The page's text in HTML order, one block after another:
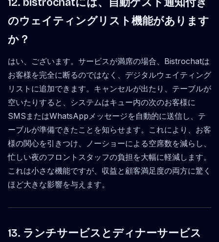
12. bistrochatには、自動ゲスト通知付き
のウェイティングリスト機能があります
か？
はい、ございます。サービスが満席の場合、Bistrochatは
お客様を完全に断るのではなく、デジタルウェイティング
リストに追加できます。キャンセルが出たり、テーブルが
空いたりすると、システムはキュー内の次のお客様に
SMSまたはWhatsAppメッセージを自動的に送信し、テ
ーブルが準備できたことを知らせます。これにより、お客
様の関心を引きつけ、ノーショーによる空席数を減らし、
忙しい夜のフロントスタッフの負担を大幅に軽減します。
これは小さな機能ですが、収益と顧客満足度の両方に驚く
ほど大きな影響を与えます。
13. ランチサービスとディナーサービス